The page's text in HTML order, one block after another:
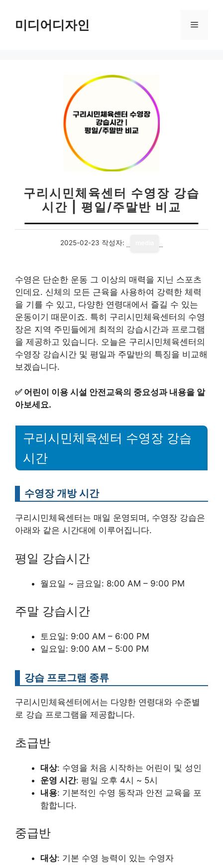
미디어디자인 메
구리시민체육센터 수영장 강습
시간 | 평일/주말반 비교
2025-02-23 작성자:
수영은 단순한 운동 그 이상의 매력을 지닌 스포츠
인데요. 신체의 모든 근육을 사용하여 강력한 체력
을 기를 수 있고, 다양한 연령대에서 즐길 수 있는
운동이기 때문이죠. 특히 구리시민체육센터의 수영
장은 지역 주민들에게 최적의 강습시간과 프로그램
을 제공하고 있습니다. 오늘은 구리시민체육센터의
수영장 강습시간 및 평일과 주말반의 특징을 비교해
보겠습니다.
✅ 어린이 이용 시설 안전교육의 중요성과 내용을 알
아보세요.
구리시민체육센터 수영장 강습
시간
수영장 개방 시간
구리시민체육센터는 매일 운영되며, 수영장 강습은
아래와 같은 시간대에 이루어집니다.
평일 강습시간
월요일 ~ 금요일: 8:00 AM – 9:00 PM
주말 강습시간
토요일: 9:00 AM – 6:00 PM
일요일: 9:00 AM – 5:00 PM
강습 프로그램 종류
구리시민체육센터에서는 다양한 연령대와 수준별
로 강습 프로그램을 제공합니다.
초급반
대상: 수영을 처음 시작하는 어린이 및 성인
운영 시간: 평일 오후 4시 ~ 5시
내용: 기본적인 수영 동작과 안전 교육을 포
함합니다.
중급반
대상: 기본 수영 능력이 있는 수영자